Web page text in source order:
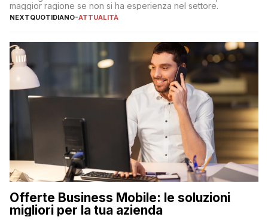
maggior ragione se non si ha esperienza nel settore.
NEXTQUOTIDIANO-ATTUALITÀ
Offerte Business Mobile: le soluzioni
migliori per la tua azienda